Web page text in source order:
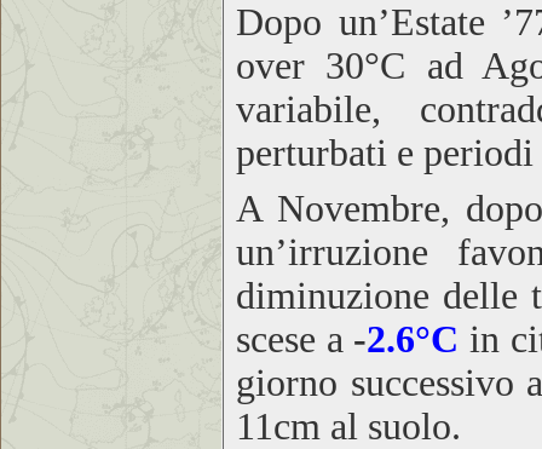
Dopo un’Estate
over 30°C ad
variabile,
perturbati e
A Novembre,
un’irruzione
diminuzione delle
scese a -2.6°C in
giorno successivo
11cm al suolo.